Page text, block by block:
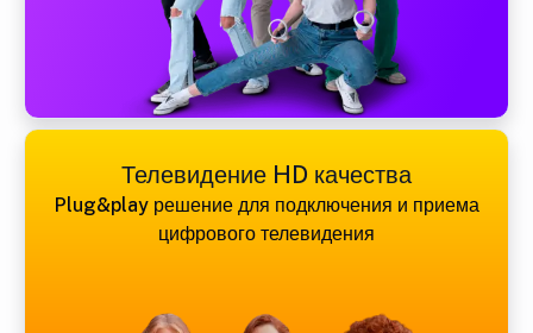
Телевидение HD качества
Plug&play решение для подключения и приема
цифрового телевидения